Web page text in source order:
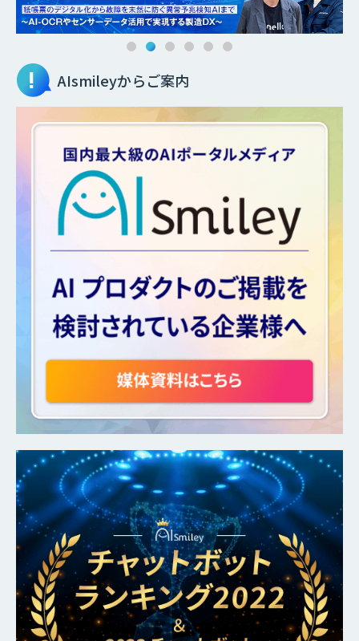
AIsmileyからご案内